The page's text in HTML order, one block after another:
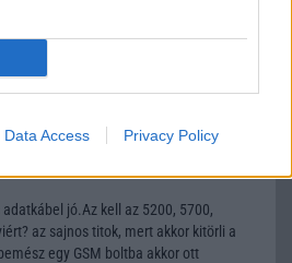
Data Access Privacy Policy
aki jó telt akar az vegyen mást!
jó.Az kell az 5200, 5700,
az sajnos titok, mert akkor kitörli a
egy GSM boltba akkor ott